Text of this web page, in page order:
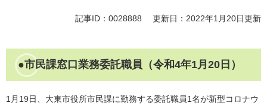
記事ID：0028888 更新日：2022年1月20日更新
●市民課窓口業務委託職員（令和4年1月20日）
1月19日、大東市役所市民課に勤務する委託職員1名が新型コロナウ